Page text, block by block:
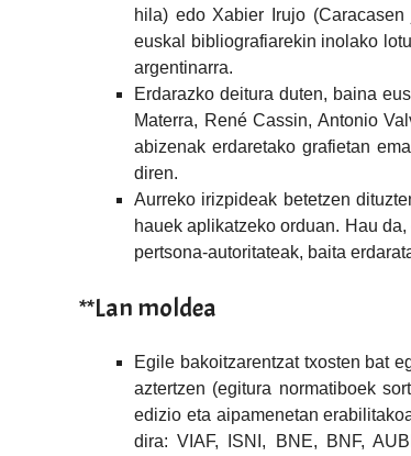
hila) edo Xabier Irujo
euskal bibliografiarekin inolako
argentinarra.
Erdarazko deitura duten, baina
Materra, René Cassin, Antonio
abizenak erdaretako grafietan
diren.
Aurreko irizpideak betetzen
hauek aplikatzeko orduan. Hau
pertsona-autoritateak, baita
**Lan moldea
Egile bakoitzarentzat txosten bat
aztertzen (egitura normatiboek
edizio eta aipamenetan
dira: VIAF, ISNI, BNE, BNF,